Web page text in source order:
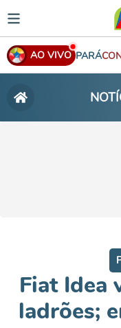
AO VIVO PARÁ
Fiat Idea
ladrões;